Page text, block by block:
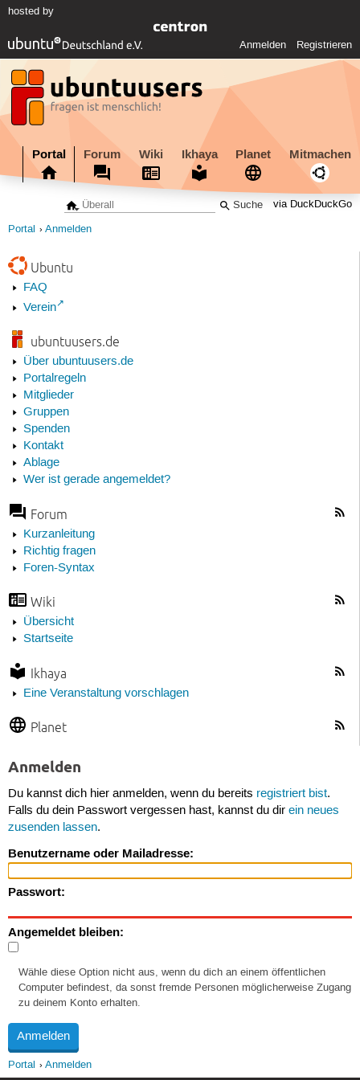
hosted by
Anmelden Registrieren
Portal Forum Wiki Ikhaya Planet Mitmachen
via DuckDuckGo
Portal Anmelden
Ubuntu
FAQ
Verein
ubuntuusers.de
Über ubuntuusers.de
Portalregeln
Mitglieder
Gruppen
Spenden
Kontakt
Ablage
Wer ist gerade angemeldet?
Forum
Kurzanleitung
Richtig fragen
Foren-Syntax
Wiki
Übersicht
Startseite
Ikhaya
Eine Veranstaltung vorschlagen
Planet
Anmelden
Du kannst dich hier anmelden, wenn du bereits registriert bist.
Falls du dein Passwort vergessen hast, kannst du dir ein neues
zusenden lassen.
Benutzername oder Mailadresse:
Passwort:
Angemeldet bleiben:
Wähle diese Option nicht aus, wenn du dich an einem öffentlichen
Computer befindest, da sonst fremde Personen möglicherweise Zugang
zu deinem Konto erhalten.
Portal Anmelden